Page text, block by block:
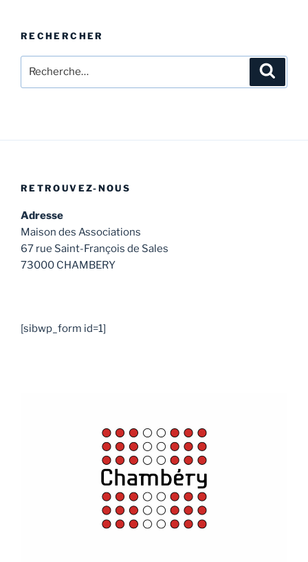
RECHERCHER
pour
RETROUVEZ-NOUS
Adresse
Maison des Associations
67 rue Saint-François de Sales
73000 CHAMBERY
[sibwp_form id=1]